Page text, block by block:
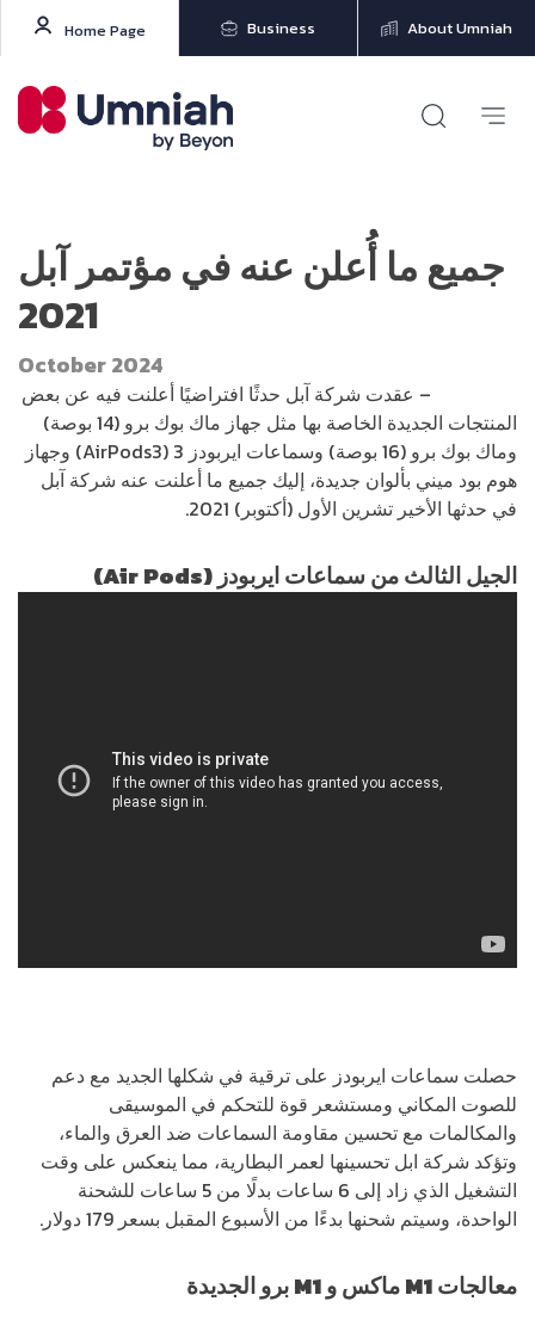
Home Page Business About Umniah
جميع ما أُعلن عنه في مؤتمر آبل
2021
October 2024
– عقدت شركة آبل حدثًا افتراضيًا أعلنت فيه عن بعض
المنتجات الجديدة الخاصة بها مثل جهاز ماك بوك برو (14 بوصة)
وماك بوك برو (16 بوصة) وسماعات ايربودز 3 (AirPods3) وجهاز
هوم بود ميني بألوان جديدة، إليك جميع ما أعلنت عنه شركة آبل
في حدثها الأخير تشرين الأول (أكتوبر) 2021.
الجيل الثالث من سماعات ايربودز (Air Pods)
حصلت سماعات ايربودز على ترقية في شكلها الجديد مع دعم
للصوت المكاني ومستشعر قوة للتحكم في الموسيقى
والمكالمات مع تحسين مقاومة السماعات ضد العرق والماء،
وتؤكد شركة ابل تحسينها لعمر البطارية، مما ينعكس على وقت
التشغيل الذي زاد إلى 6 ساعات بدلًا من 5 ساعات للشحنة
الواحدة، وسيتم شحنها بدءًا من الأسبوع المقبل بسعر 179 دولار.
معالجات ماكس و برو الجديدة